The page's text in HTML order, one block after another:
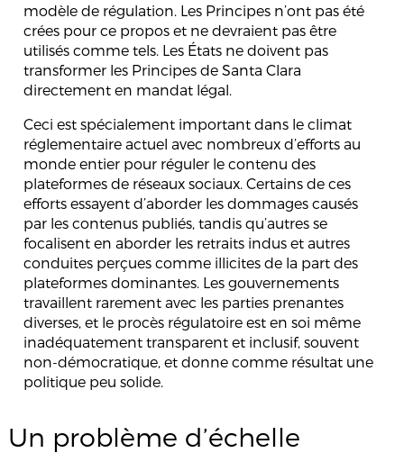
modèle de régulation. Les Principes n’ont pas été
crées pour ce propos et ne devraient pas être
utilisés comme tels. Les États ne doivent pas
transformer les Principes de Santa Clara
directement en mandat légal.
Ceci est spécialement important dans le climat
réglementaire actuel avec nombreux d’efforts au
monde entier pour réguler le contenu des
plateformes de réseaux sociaux. Certains de ces
efforts essayent d’aborder les dommages causés
par les contenus publiés, tandis qu’autres se
focalisent en aborder les retraits indus et autres
conduites perçues comme illicites de la part des
plateformes dominantes. Les gouvernements
travaillent rarement avec les parties prenantes
diverses, et le procès régulatoire est en soi même
inadéquatement transparent et inclusif, souvent
non-démocratique, et donne comme résultat une
politique peu solide.
Un problème d’échelle